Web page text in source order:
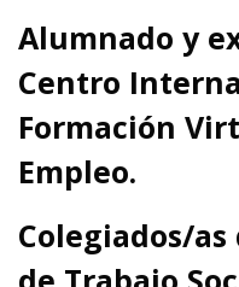
Alumnado y
Centro
Formación
Empleo.
Colegiados/as